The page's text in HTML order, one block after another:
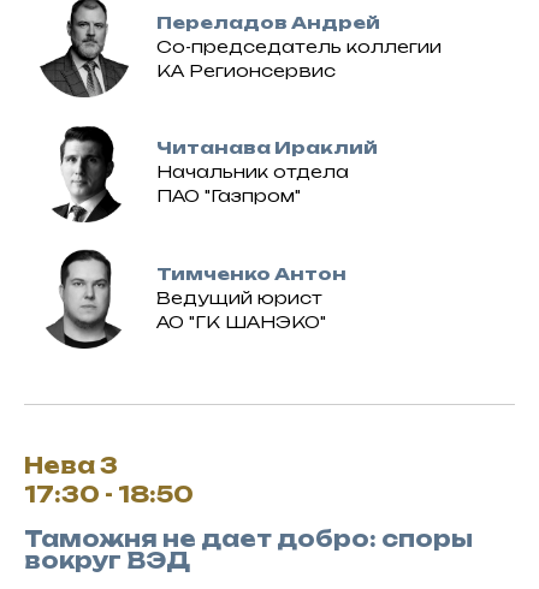
Переладов Андрей
Со-председатель коллегии
КА Регионсервис
Читанава Ираклий
Начальник отдела
ПАО "Газпром"
Тимченко Антон
Ведущий юрист
АО "ГК ШАНЭКО"
Нева 3
17:30 - 18:50
Таможня не дает добро: споры
вокруг ВЭД